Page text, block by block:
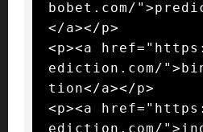
bobet.com/
</a></p>
<p><a
ediction.com/
tion</a></p>
<p><a
ediction.com/